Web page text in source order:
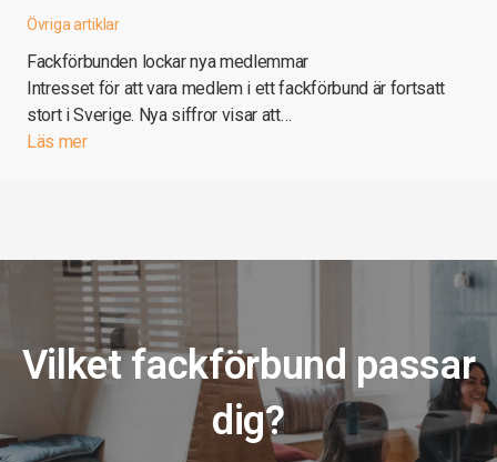
Övriga artiklar
Fackförbunden lockar nya medlemmar
Intresset för att vara medlem i ett fackförbund är fortsatt
stort i Sverige. Nya siffror visar att…
Läs mer
Vilket fackförbund passar
dig?